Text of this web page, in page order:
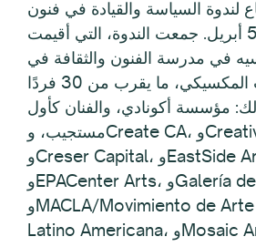
لندوة السياسة والقيادة في فنون
منطقة الخليج في 5 أبريل. جمعت الندوة، التي أقيمت
في مدرسة الفنون والثقافة في
ساحة التراث المكسيكي، ما يقرب من 30 فردًا
مؤسسة أكونادي، والفنان كأول
مستجيب، وCreate CA، وCreativity Explored،
وCreser Capital، وEastSide Arts Alliance،
وEPACenter Arts، وGalería de la Raza،
وMACLA/Movimiento de Arte y Cultura
Latino Americana، وMosaic America، ومجلس